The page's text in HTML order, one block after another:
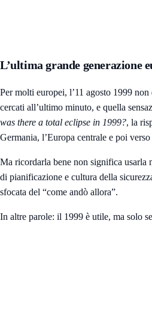
L’ultima grande generazione
Per molti europei, l’11 agosto 1999
cercati all’ultimo minuto, e quella
was there a total eclipse in 1999?, la
Germania, l’Europa centrale e poi
Ma ricordarla bene non significa usarla
di pianificazione e cultura della
sfocata del “come andò allora”.
In altre parole: il 1999 è utile, ma solo